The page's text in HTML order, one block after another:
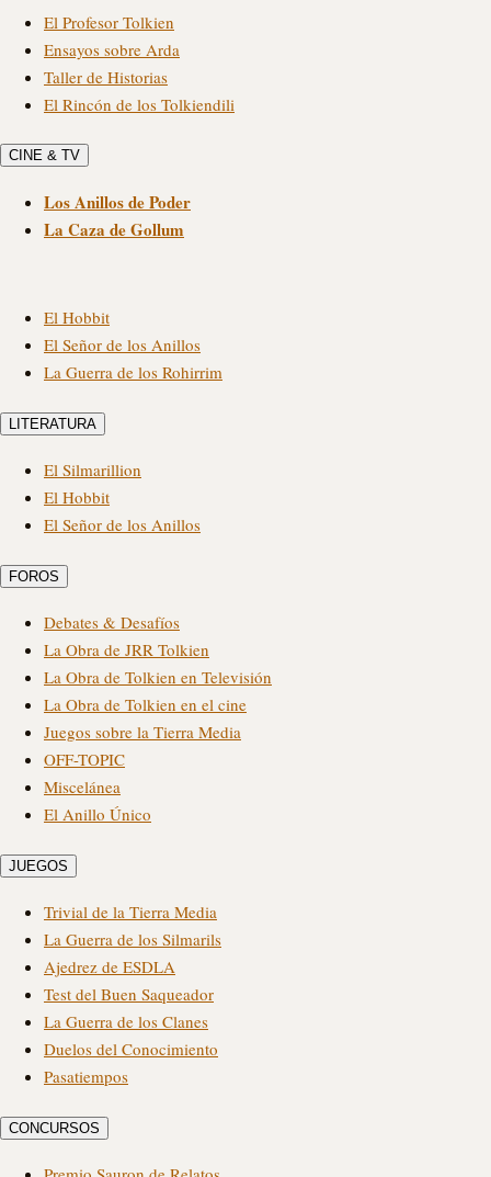
El Profesor Tolkien
Ensayos sobre Arda
Taller de Historias
El Rincón de los Tolkiendili
CINE & TV
Los Anillos de Poder
La Caza de Gollum
El Hobbit
El Señor de los Anillos
La Guerra de los Rohirrim
LITERATURA
El Silmarillion
El Hobbit
El Señor de los Anillos
FOROS
Debates & Desafíos
La Obra de JRR Tolkien
La Obra de Tolkien en Televisión
La Obra de Tolkien en el cine
Juegos sobre la Tierra Media
OFF-TOPIC
Miscelánea
El Anillo Único
JUEGOS
Trivial de la Tierra Media
La Guerra de los Silmarils
Ajedrez de ESDLA
Test del Buen Saqueador
La Guerra de los Clanes
Duelos del Conocimiento
Pasatiempos
CONCURSOS